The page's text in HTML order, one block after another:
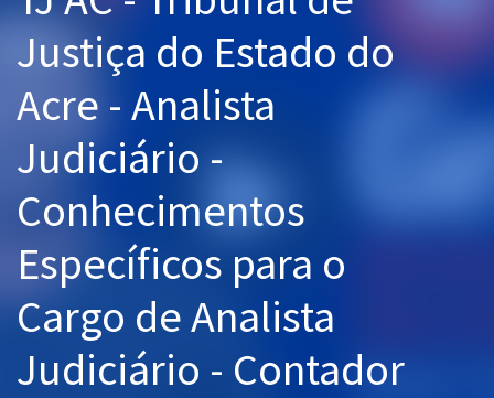
Graduação
OAB
Mentorias
Questões grátis
Conteúdo gratuito
Blog
Aprovados
Justiça do Estado do
Acre - Analista
Judiciário -
Conhecimentos
Específicos para o
Cargo de Analista
Judiciário - Contador